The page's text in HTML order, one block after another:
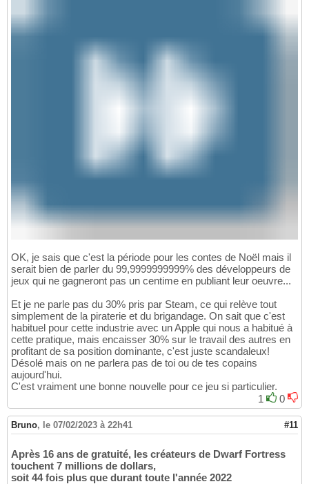
OK, je sais que c'est la période pour les contes de Noël mais il
serait bien de parler du 99,9999999999% des développeurs de
jeux qui ne gagneront pas un centime en publiant leur oeuvre...
Et je ne parle pas du 30% pris par Steam, ce qui relève tout
simplement de la piraterie et du brigandage. On sait que c'est
habituel pour cette industrie avec un Apple qui nous a habitué à
cette pratique, mais encaisser 30% sur le travail des autres en
profitant de sa position dominante, c'est juste scandaleux!
Désolé mais on ne parlera pas de toi ou de tes copains
aujourd'hui.
C'est vraiment une bonne nouvelle pour ce jeu si particulier.
1
0
Bruno, le 07/02/2023 à 22h41 #11
Après 16 ans de gratuité, les créateurs de Dwarf Fortress
touchent 7 millions de dollars,
soit 44 fois plus que durant toute l'année 2022